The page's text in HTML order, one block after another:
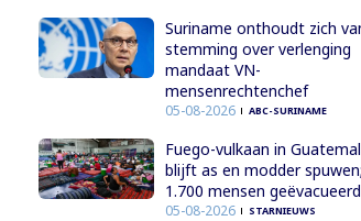
Suriname onthoudt zich
stemming over verlenging
mandaat VN-
mensenrechtenchef
05-08-2026 ABC-SURINAME
Fuego-vulkaan in
blijft as en modder spuwen;
1.700 mensen geëvacueerd
05-08-2026 STARNIEUWS